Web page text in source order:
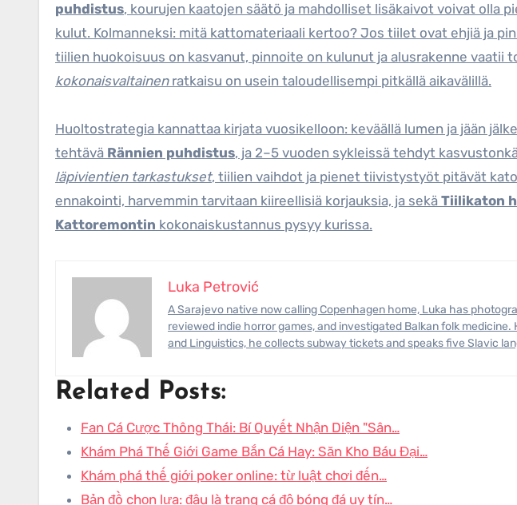
puhdistus, kourujen kaatojen säätö ja mahdolliset lisäkaivot voivat olla
kulut. Kolmanneksi: mitä kattomateriaali kertoo? Jos tiilet ovat ehjiä ja
tiilien huokoisuus on kasvanut, pinnoite on kulunut ja alusrakenne vaatii
kokonaisvaltainenratkaisu on usein taloudellisempi pitkällä aikavälillä.
Huoltostrategia kannattaa kirjata vuosikelloon: keväällä lumen ja jään
tehtävä Rännien puhdistus, ja 2–5 vuoden sykleissä tehdyt
läpivientien tarkastukset, tiilien vaihdot ja pienet tiivistystyöt pitävät
ennakointi, harvemmin tarvitaan kiireellisiä korjauksia, ja sekä Tiilikaton
Kattoremontin kokonaiskustannus pysyy kurissa.
Luka Petrović
A Sarajevo native now calling Copenhagen home, Luka has photographed civil-engineering megaprojects,
reviewed indie horror games, and investigated Balkan folk medicine.
and Linguistics, he collects subway tickets and speaks five Slavic
Related Posts:
Fan Cá Cược Thông Thái: Bí Quyết Nhận Diện "Sân…
Khám Phá Thế Giới Game Bắn Cá Hay: Săn Kho Báu Đại…
Khám phá thế giới poker online: từ luật chơi đến…
Bản đồ chọn lựa: đâu là trang cá độ bóng đá uy tín…